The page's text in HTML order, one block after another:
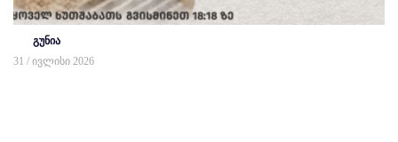
გუნია
31 / ივლისი 2026